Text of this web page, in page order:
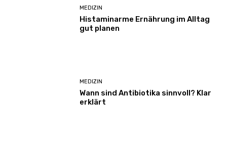
MEDIZIN
Histaminarme Ernährung im Alltag
gut planen
MEDIZIN
Wann sind Antibiotika sinnvoll? Klar
erklärt